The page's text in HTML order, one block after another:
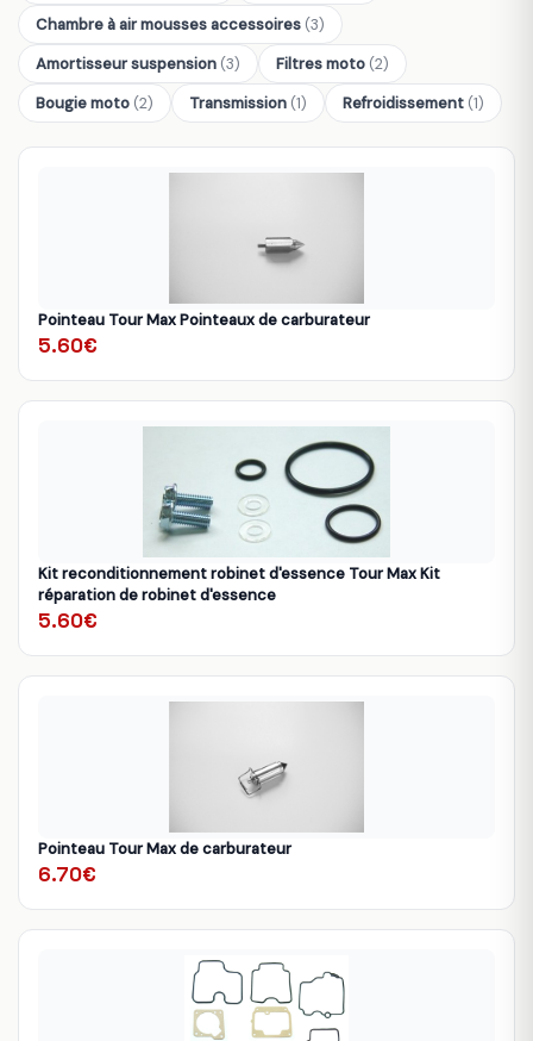
Chambre à air mousses accessoires (3)
Amortisseur suspension (3) Filtres moto (2)
Bougie moto (2) Transmission (1) Refroidissement (1)
Pointeau Tour Max Pointeaux de carburateur
5.60€
Kit reconditionnement robinet d'essence Tour Max Kit
réparation de robinet d'essence
5.60€
Pointeau Tour Max de carburateur
6.70€